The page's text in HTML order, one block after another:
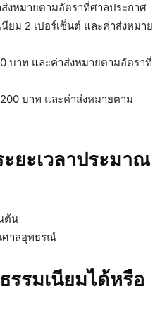
งหมายตามอัตราที่ศาลประกาศ
ยม 2 เปอร์เซ็นต์ และค่าส่งหมาย
บาท และค่าส่งหมายตามอัตราที่
บาท และค่าส่งหมายตาม
ยะเวลาประมาณ
ต้น
ศาลอุทธรณ์
รรมเนียมได้หรือ